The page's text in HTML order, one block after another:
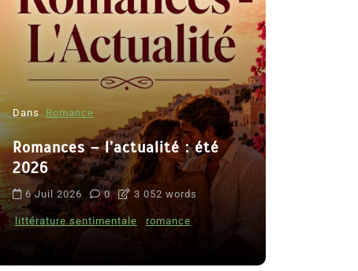
Dans Romance
Romances – l’actualité : été
2026
6 Juil 2026 0 3 052 words
littérature sentimentale romance